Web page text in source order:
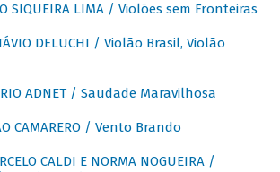
SIQUEIRA LIMA / Violões sem Fronteiras
DELUCHI / Violão Brasil, Violão
ADNET / Saudade Maravilhosa
CAMARERO / Vento Brando
CALDI E NORMA NOGUEIRA /